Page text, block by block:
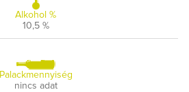
Alkohol %
10,5 %
Palackmennyiség
nincs adat